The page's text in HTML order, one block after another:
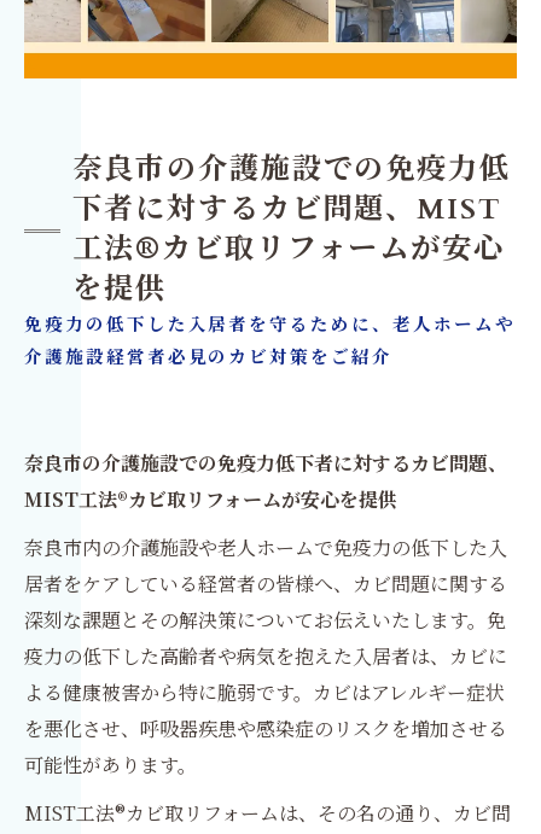
奈良市の介護施設での免疫力低
下者に対するカビ問題、MIST
工法®カビ取リフォームが安心
を提供
免疫力の低下した入居者を守るために、老人ホームや
介護施設経営者必見のカビ対策をご紹介
奈良市の介護施設での免疫力低下者に対するカビ問題、
MIST工法®カビ取リフォームが安心を提供
奈良市内の介護施設や老人ホームで免疫力の低下した入
居者をケアしている経営者の皆様へ、カビ問題に関する
深刻な課題とその解決策についてお伝えいたします。免
疫力の低下した高齢者や病気を抱えた入居者は、カビに
よる健康被害から特に脆弱です。カビはアレルギー症状
を悪化させ、呼吸器疾患や感染症のリスクを増加させる
可能性があります。
MIST工法®カビ取リフォームは、その名の通り、カビ問